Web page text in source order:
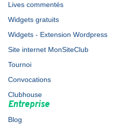
Lives commentés
Widgets gratuits
Widgets - Extension Wordpress
Site internet MonSiteClub
Tournoi
Convocations
Clubhouse
Entreprise
Blog